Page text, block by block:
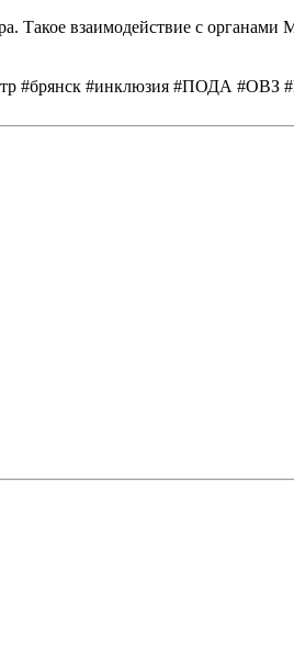
Такое взаимодействие с
#брянск #инклюзия #ПОДА